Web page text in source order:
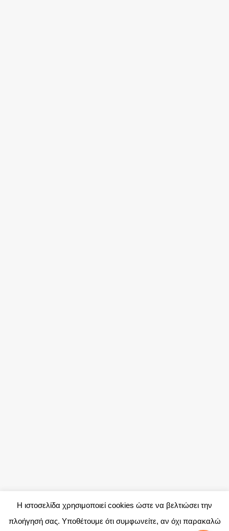
Η ιστοσελίδα χρησιμοποιεί cookies ώστε να βελτιώσει την
πλοήγησή σας. Υποθέτουμε ότι συμφωνείτε, αν όχι παρακαλώ